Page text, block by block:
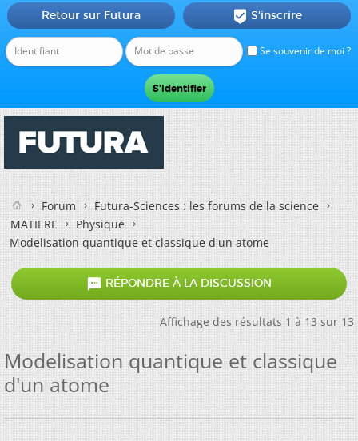
Se souvenir de moi ?
Retour sur Futura  S'inscrire
Forum
Futura-Sciences : les forums de la science
MATIERE
Physique
Modelisation quantique et classique d'un atome
 RÉPONDRE À LA DISCUSSION
Affichage des résultats 1 à 13 sur 13
Modelisation quantique et classique
d'un atome